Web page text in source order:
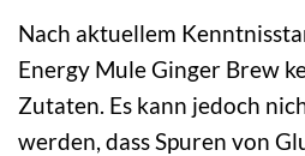
Nach aktuellem
Energy Mule Ginger Brew
Zutaten. Es kann jedoch
werden, dass Spuren von